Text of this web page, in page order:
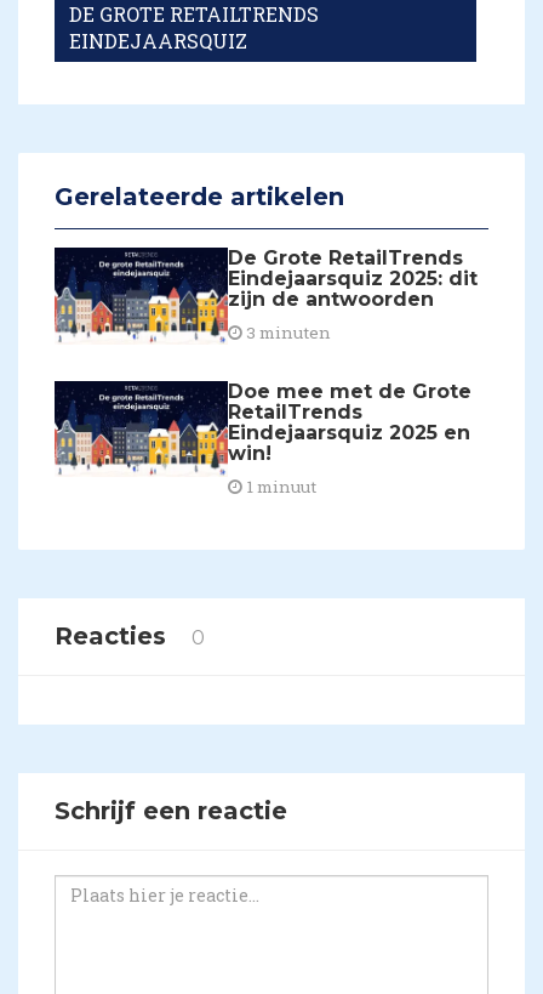
DE GROTE RETAILTRENDS
EINDEJAARSQUIZ
Gerelateerde artikelen
De Grote RetailTrends
Eindejaarsquiz 2025: dit
zijn de antwoorden
3 minuten
Doe mee met de Grote
RetailTrends
Eindejaarsquiz 2025 en
win!
1 minuut
Reacties 0
Schrijf een reactie